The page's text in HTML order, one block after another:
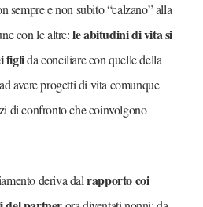
sempre e non subito “calzano” alla
con le altre:le abitudini di vita si
figlida conciliare con quelle della
avere progetti di vita comunque
di confronto che coinvolgono
deriva dalrapporto coi